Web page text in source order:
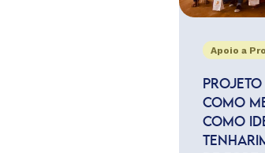
Apoio a
COMO
COMO